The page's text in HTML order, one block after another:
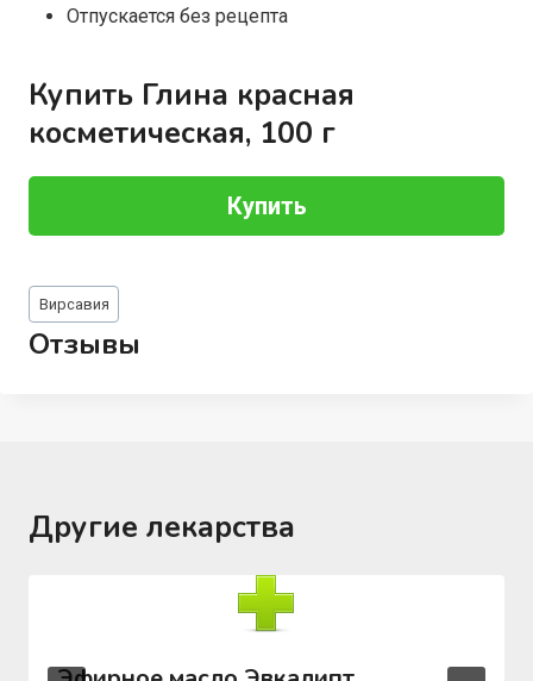
Отпускается без рецепта
Купить Глина красная
косметическая, 100 г
Купить
Метки
записи:
Вирсавия
Отзывы
Другие лекарства